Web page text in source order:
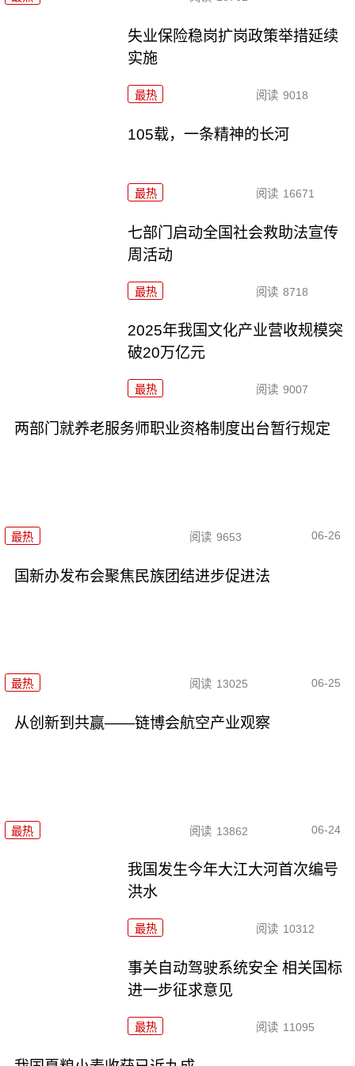
失业保险稳岗扩岗政策举措延续
实施
最热 阅读 9018
105载，一条精神的长河
最热 阅读 16671
七部门启动全国社会救助法宣传
周活动
最热 阅读 8718
2025年我国文化产业营收规模突
破20万亿元
最热 阅读 9007
两部门就养老服务师职业资格制度出台暂行规定
最热 阅读 9653 06-26
国新办发布会聚焦民族团结进步促进法
最热 阅读 13025 06-25
从创新到共赢——链博会航空产业观察
最热 阅读 13862 06-24
我国发生今年大江大河首次编号
洪水
最热 阅读 10312
事关自动驾驶系统安全 相关国标
进一步征求意见
最热 阅读 11095